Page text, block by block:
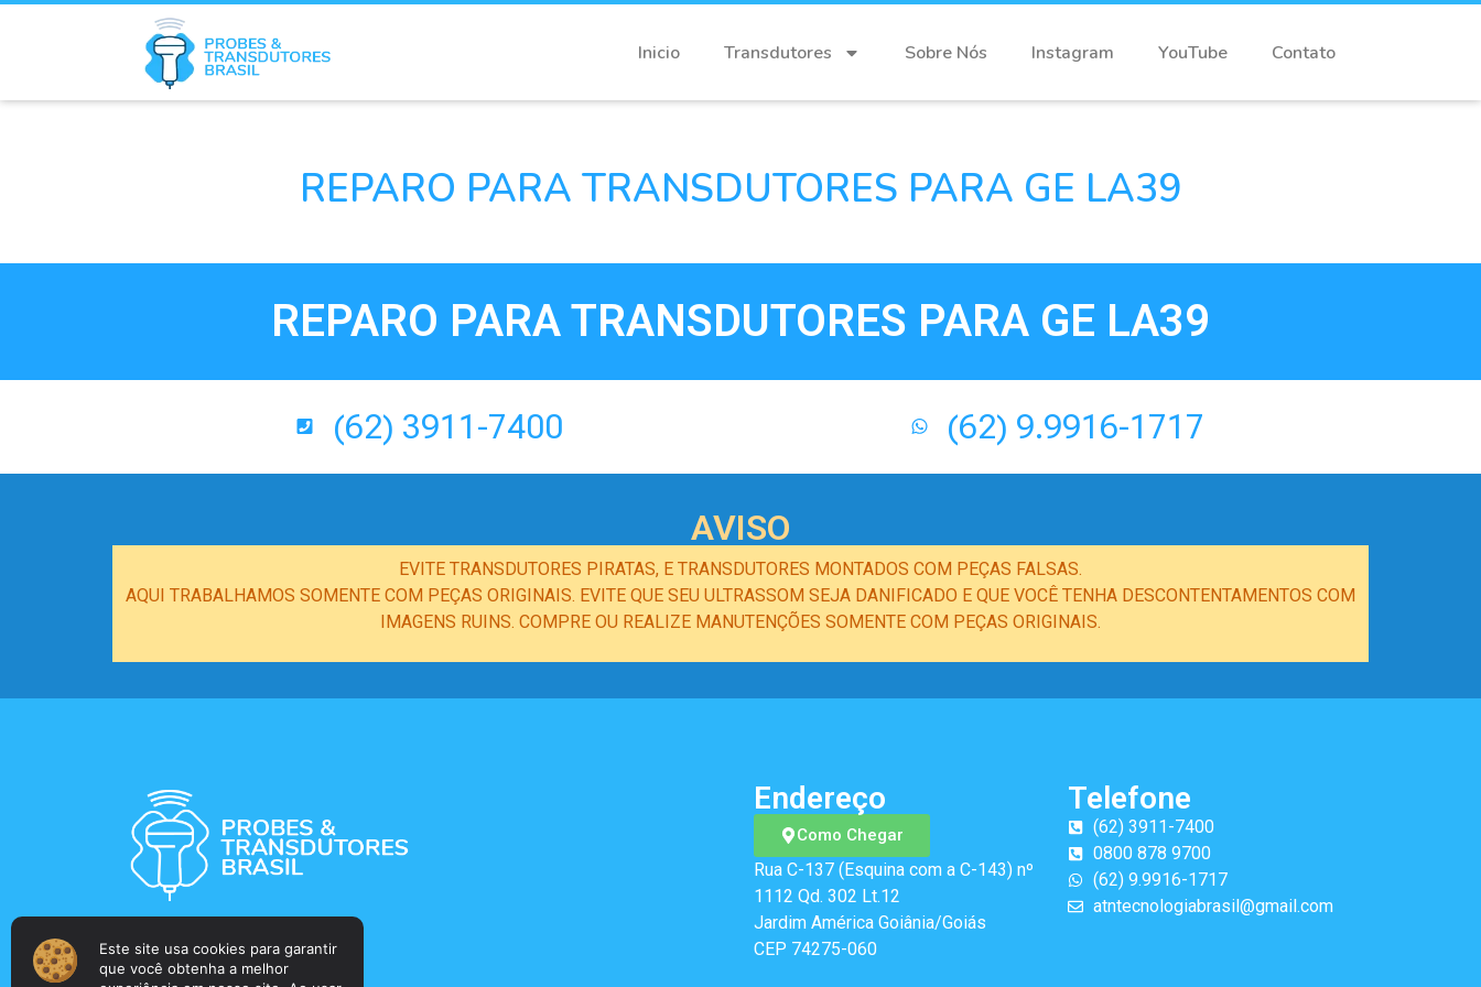
Inicio Transdutores Sobre Nós Instagram YouTube Contato
Este site usa cookies para garantir
que você obtenha a melhor
REPARO PARA TRANSDUTORES PARA GE LA39
REPARO PARA TRANSDUTORES PARA GE LA39
(62) 3911-7400 (62) 9.9916-1717
AVISO
EVITE TRANSDUTORES PIRATAS, E TRANSDUTORES MONTADOS COM PEÇAS FALSAS.
AQUI TRABALHAMOS SOMENTE COM PEÇAS ORIGINAIS. EVITE QUE SEU ULTRASSOM SEJA DANIFICADO E QUE VOCÊ TENHA DESCONTENTAMENTOS COM
IMAGENS RUINS. COMPRE OU REALIZE MANUTENÇÕES SOMENTE COM PEÇAS ORIGINAIS.
Como Chegar
Rua C-137 (Esquina com a C-143) nº
1112 Qd. 302 Lt.12
Jardim América Goiânia/Goiás
CEP 74275-060
Endereço
(62) 3911-7400
0800 878 9700
(62) 9.9916-1717
atntecnologiabrasil@gmail.com
Telefone